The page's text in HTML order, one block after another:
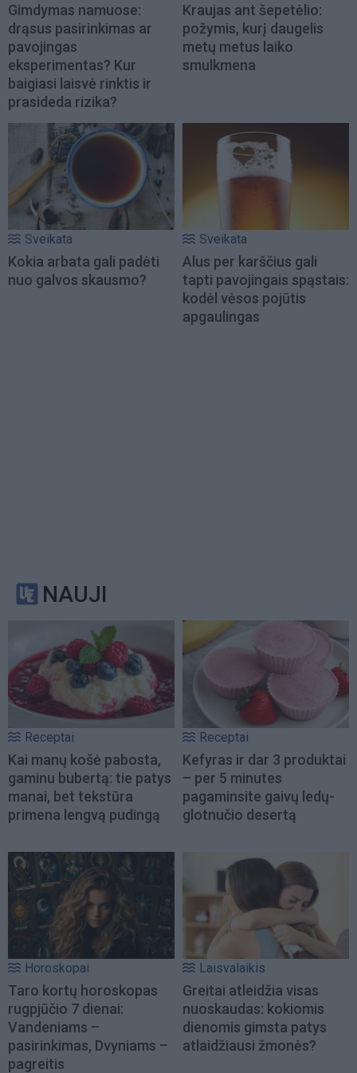
Gimdymas namuose:
drąsus pasirinkimas ar
pavojingas
eksperimentas? Kur
baigiasi laisvė rinktis ir
prasideda rizika?
Kraujas ant šepetėlio:
požymis, kurį daugelis
metų metus laiko
smulkmena
Sveikata
Kokia arbata gali padėti
nuo galvos skausmo?
Sveikata
Alus per karščius gali
tapti pavojingais spąstais:
kodėl vėsos pojūtis
apgaulingas
NAUJI
Receptai
Kai manų košė pabosta,
gaminu bubertą: tie patys
manai, bet tekstūra
primena lengvą pudingą
Receptai
Kefyras ir dar 3 produktai
– per 5 minutes
pagaminsite gaivų ledų-
glotnučio desertą
Horoskopai
Taro kortų horoskopas
rugpjūčio 7 dienai:
Vandeniams –
pasirinkimas, Dvyniams –
pagreitis
Laisvalaikis
Greitai atleidžia visas
nuoskaudas: kokiomis
dienomis gimsta patys
atlaidžiausi žmonės?